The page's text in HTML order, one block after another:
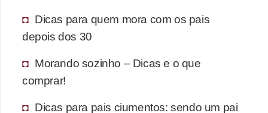
Dicas para quem mora com os pais
depois dos 30
Morando sozinho – Dicas e o que
comprar!
Dicas para pais ciumentos: sendo um pai